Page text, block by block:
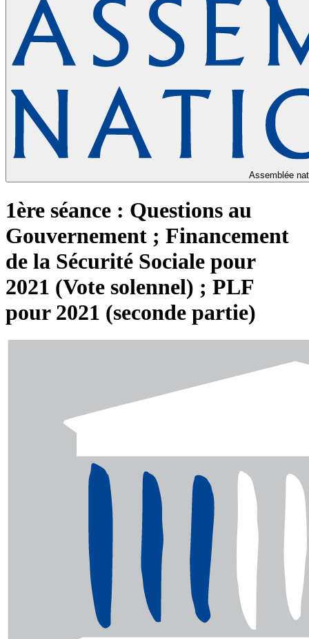
Assemblée
1ère séance : Questions au
Gouvernement ; Financement
de la Sécurité Sociale pour
2021 (Vote solennel) ; PLF
pour 2021 (seconde partie)